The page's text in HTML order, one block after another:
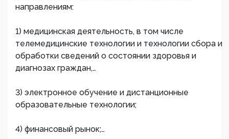
направлениям:
1) медицинская деятельность, в том числе
телемедицинские технологии и технологии сбора и
обработки сведений о состоянии здоровья и
диагнозах граждан,…
3) электронное обучение и дистанционные
образовательные технологии;
4) финансовый рынок;…